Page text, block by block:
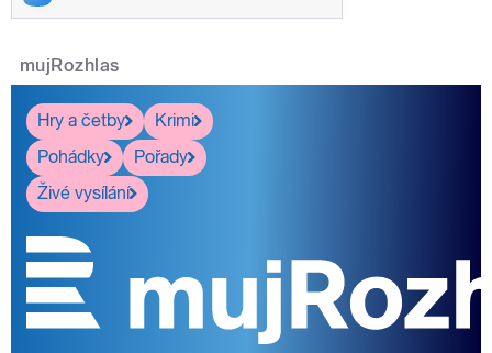
mujRozhlas
Hry a četby
Krimi
Pohádky
Pořady
Živé vysílání